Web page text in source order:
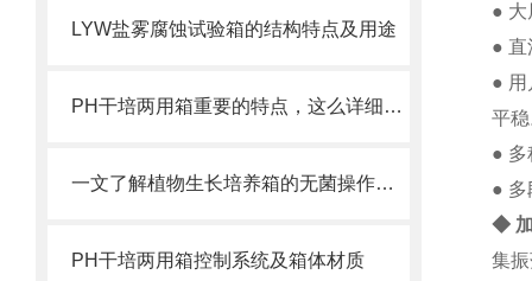
LYW盐雾腐蚀试验箱的结构特点及用途
PH干培两用箱重要的特点，这么详细，赶紧看看吧
一文了解植物生长培养箱的无菌操作步骤
PH干培两用箱控制系统及箱体材质
● 大
● 直
● 用
平
● 多
● 多
◆
集